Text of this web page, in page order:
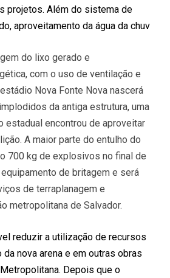
projetos. Além do sistema de
aproveitamento da água da chuv
do lixo gerado e
com o uso de ventilação e
Nova Fonte Nova nascerá
da antiga estrutura, uma
estadual encontrou de aproveitar
A maior parte do entulho do
700 kg de explosivos no final de
de britagem e será
de terraplanagem e
metropolitana de Salvador.
reduzir a utilização de recursos
nova arena e em outras obras
Depois que o